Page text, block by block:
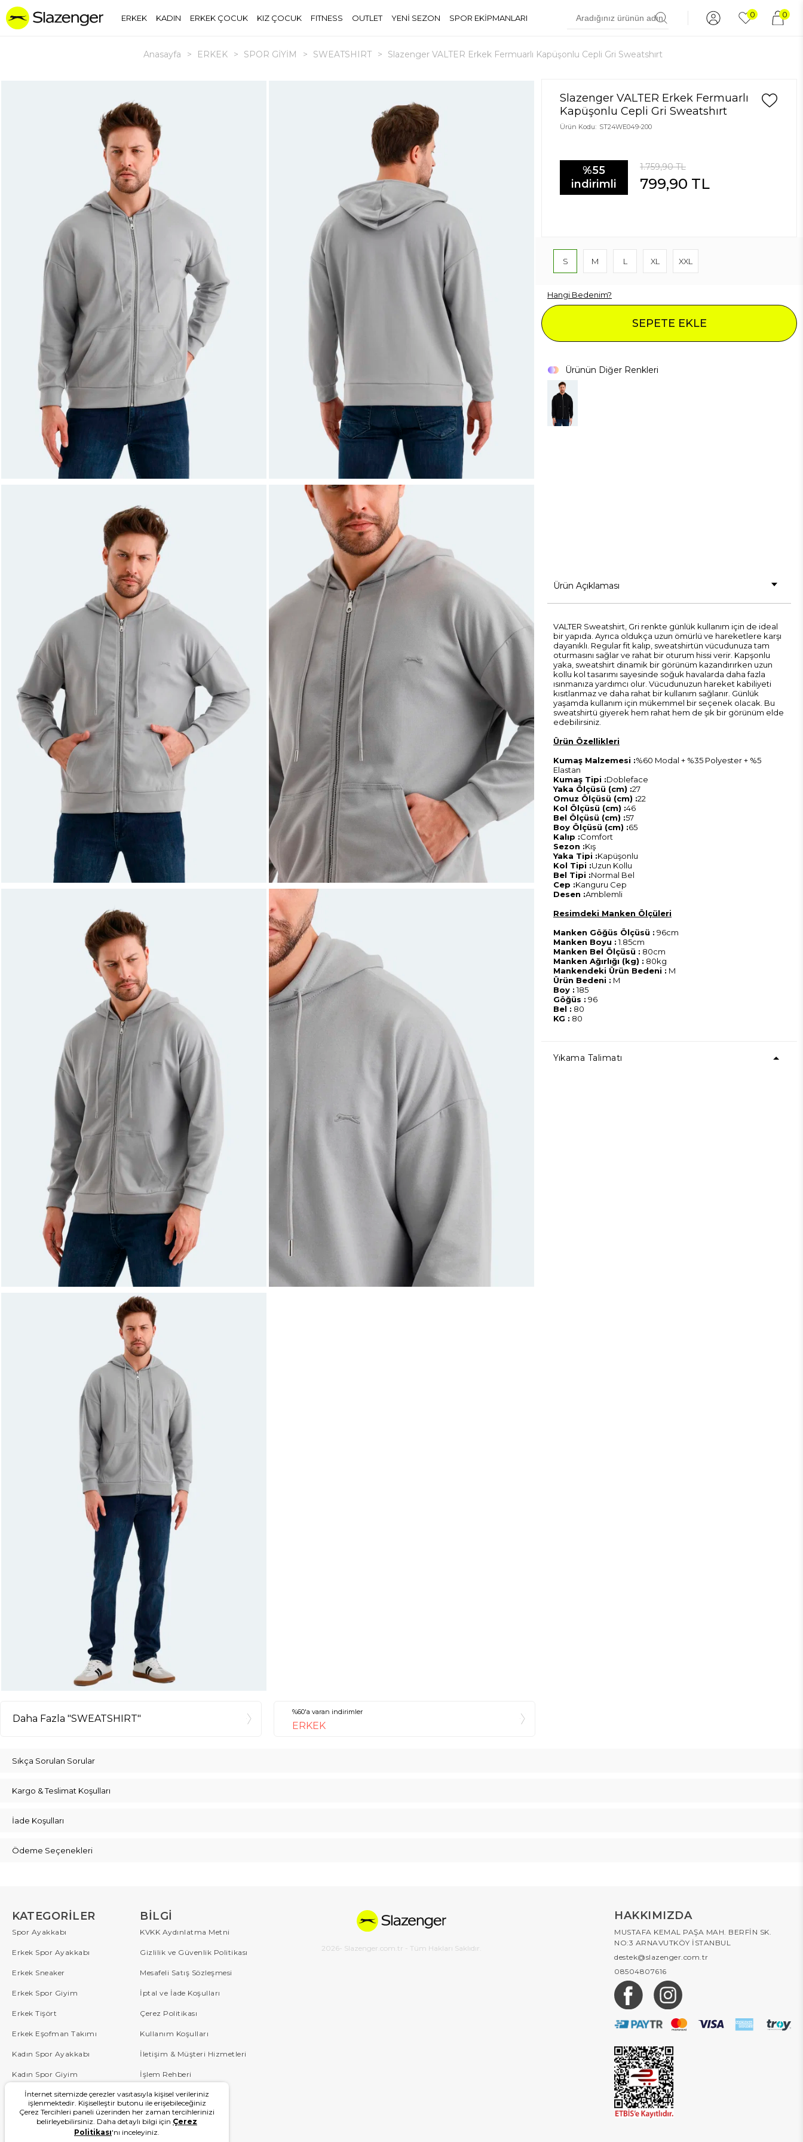
ERKEK KADIN ERKEK ÇOCUK KIZ ÇOCUK FITNESS OUTLET YENİ SEZON SPOR EKİPMANLARI 0 0
Anasayfa > ERKEK > SPOR GİYİM > SWEATSHIRT > Slazenger VALTER Erkek Fermuarlı Kapüşonlu Cepli Gri Sweatshırt
Daha Fazla "SWEATSHIRT"
%60'a varan indirimler
ERKEK
Slazenger VALTER Erkek Fermuarlı
Kapüşonlu Cepli Gri Sweatshırt
Ürün Kodu: ST24WE049-200
%55
indirimli
1.759,90TL
799,90 TL
S M L XL XXL
Hangi Bedenim?
SEPETE EKLE
Ürünün Diğer Renkleri
Ürün Açıklaması
VALTER Sweatshirt, Gri renkte günlük kullanım için de ideal
bir yapıda. Ayrıca oldukça uzun ömürlü ve hareketlere karşı
dayanıklı. Regular fit kalıp, sweatshirtün vücudunuza tam
oturmasını sağlar ve rahat bir oturum hissi verir. Kapşonlu
yaka, sweatshirt dinamik bir görünüm kazandırırken uzun
kollu kol tasarımı sayesinde soğuk havalarda daha fazla
ısınmanıza yardımcı olur. Vücudunuzun hareket kabiliyeti
kısıtlanmaz ve daha rahat bir kullanım sağlanır. Günlük
yaşamda kullanım için mükemmel bir seçenek olacak. Bu
sweatshirtü giyerek hem rahat hem de şık bir görünüm elde
edebilirsiniz.
Ürün Özellikleri
Kumaş Malzemesi :%60 Modal + %35 Polyester + %5
Elastan
Kumaş Tipi :Dobleface
Yaka Ölçüsü (cm) :27
Omuz Ölçüsü (cm) :22
Kol Ölçüsü (cm) :46
Bel Ölçüsü (cm) :57
Boy Ölçüsü (cm) :65
Kalıp :Comfort
Sezon :Kış
Yaka Tipi :Kapüşonlu
Kol Tipi :Uzun Kollu
Bel Tipi :Normal Bel
Cep :Kanguru Cep
Desen :Amblemli
Resimdeki Manken Ölçüleri
Manken Göğüs Ölçüsü : 96cm
Manken Boyu :1.85cm
Manken Bel Ölçüsü : 80cm
Manken Ağırlığı (kg) : 80kg
Mankendeki Ürün Bedeni : M
Ürün Bedeni : M
Boy :185
Göğüs : 96
Bel : 80
KG : 80
Yıkama Talimatı
Sıkça Sorulan Sorular
Kargo & Teslimat Koşulları
İade Koşulları
Ödeme Seçenekleri
KATEGORILER
Spor Ayakkabı
Erkek Spor Ayakkabı
Erkek Sneaker
Erkek Spor Giyim
Erkek Tişört
Erkek Eşofman Takımı
Kadın Spor Ayakkabı
Kadın Spor Giyim
Çocuk
Blog
BILGI
KVKK Aydınlatma Metni
Gizlilik ve Güvenlik Politikası
Mesafeli Satış Sözleşmesi
İptal ve İade Koşulları
Çerez Politikası
Kullanım Koşulları
İletişim & Müşteri Hizmetleri
İşlem Rehberi
Sipariş Takip
Sıkça Sorulan Sorular
Kampanyalar
2026- Slazenger.com.tr - Tüm Hakları Saklıdır.
HAKKIMIZDA
MUSTAFA KEMAL PAŞA MAH. BERFİN SK.
NO:3 ARNAVUTKÖY İSTANBUL
destek@slazenger.com.tr
08504807616
İnternet sitemizde çerezler vasıtasıyla kişisel verileriniz
işlenmektedir. Kişiselleştir butonu ile erişebileceğiniz
Çerez Tercihleri paneli üzerinden her zaman tercihlerinizi
belirleyebilirsiniz. Daha detaylı bilgi için Çerez
Politikası'nı inceleyiniz.